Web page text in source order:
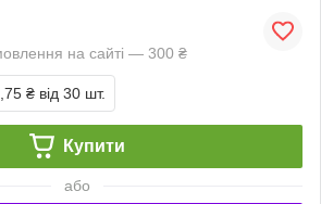
на сайті — 300 ₴
₴ від 30 шт.
Купити
або